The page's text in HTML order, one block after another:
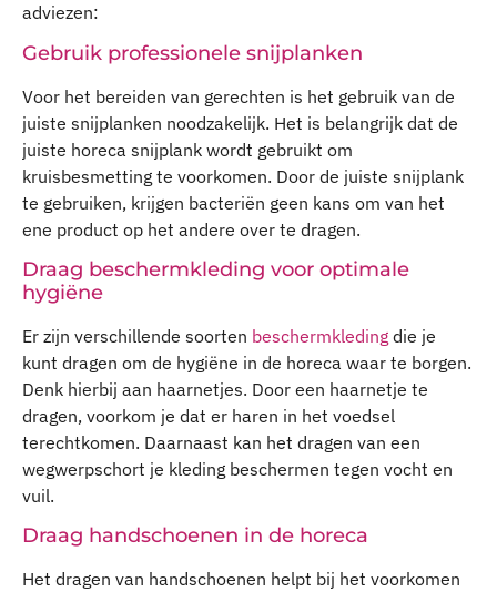
adviezen:
Gebruik professionele snijplanken
Voor het bereiden van gerechten is het gebruik van de
juiste snijplanken noodzakelijk. Het is belangrijk dat de
juiste horeca snijplank wordt gebruikt om
kruisbesmetting te voorkomen. Door de juiste snijplank
te gebruiken, krijgen bacteriën geen kans om van het
ene product op het andere over te dragen.
Draag beschermkleding voor optimale
hygiëne
Er zijn verschillende soorten beschermkleding die je
kunt dragen om de hygiëne in de horeca waar te borgen.
Denk hierbij aan haarnetjes. Door een haarnetje te
dragen, voorkom je dat er haren in het voedsel
terechtkomen. Daarnaast kan het dragen van een
wegwerpschort je kleding beschermen tegen vocht en
vuil.
Draag handschoenen in de horeca
Het dragen van handschoenen helpt bij het voorkomen